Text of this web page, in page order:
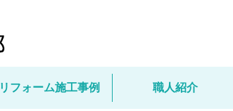
リフォーム施工事例 職人紹介